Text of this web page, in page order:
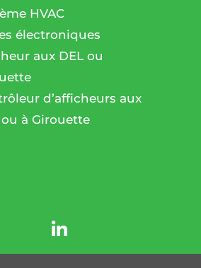
HVAC
électroniques
aux DEL ou
d’afficheurs aux
ou à Girouette